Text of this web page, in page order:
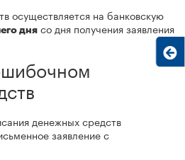
осуществляется на банковскую
дня со дня получения заявления
денежных средств
заявление с